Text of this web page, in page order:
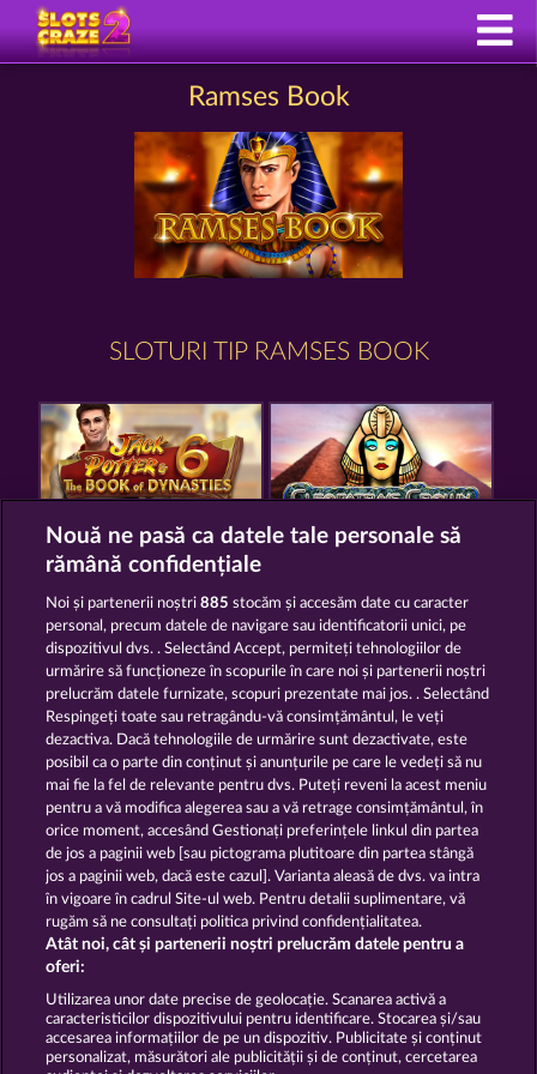
Ramses Book
SLOTURI TIP RAMSES BOOK
JACK POTTER & THE BOOK OF DYNASTIES 6 CLEOPATRA'S CROWN
JACK POTTER AND THE BOOK OF DYNASTIES LUCKY PHARAOH WILD
Termeni și condiții
Declarație de confidențialitate
Asistență tehnică Firmă
Trimite Cererea de Retragere
Nouă ne pasă ca datele tale personale să
rămână confidențiale
Noi și partenerii noștri885 stocăm și accesăm date cu caracter
personal, precum datele de navigare sau identificatorii unici, pe
dispozitivul dvs. . Selectând Accept, permiteți tehnologiilor de
urmărire să funcționeze în scopurile în care noi și partenerii noștri
prelucrăm datele furnizate, scopuri prezentate mai jos. . Selectând
Respingeți toate sau retragându-vă consimțământul, le veți
dezactiva. Dacă tehnologiile de urmărire sunt dezactivate, este
posibil ca o parte din conținut și anunțurile pe care le vedeți să nu
mai fie la fel de relevante pentru dvs. Puteți reveni la acest meniu
pentru a vă modifica alegerea sau a vă retrage consimțământul, în
orice moment, accesând Gestionați preferințele linkul din partea
de jos a paginii web [sau pictograma plutitoare din partea stângă
jos a paginii web, dacă este cazul]. Varianta aleasă de dvs. va intra
în vigoare în cadrul Site-ul web. Pentru detalii suplimentare, vă
rugăm să ne consultați politica privind confidențialitatea.
Atât noi, cât și partenerii noștri prelucrăm datele pentru a
oferi:
Utilizarea unor date precise de geolocație. Scanarea activă a
caracteristicilor dispozitivului pentru identificare. Stocarea și/sau
accesarea informațiilor de pe un dispozitiv. Publicitate și conținut
personalizat, măsurători ale publicității și de conținut, cercetarea